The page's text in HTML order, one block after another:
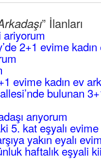
” İlanları
ariyorum
2+1 evime
evime kadın ev
bulunan
arıyorum
5. kat eşyalı
yakın eyalı
haftalık eşyali